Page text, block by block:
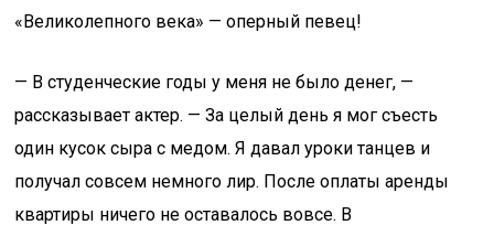
«Великолепного века» — оперный певец!
— В студенческие годы у меня не было денег, —
рассказывает актер. — За целый день я мог съесть
один кусок сыра с медом. Я давал уроки танцев и
получал совсем немного лир. После оплаты аренды
квартиры ничего не оставалось вовсе. В